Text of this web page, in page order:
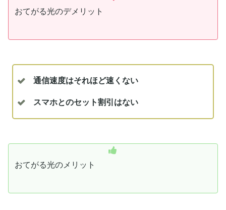
おてがる光のデメリット
通信速度はそれほど速くない
スマホとのセット割引はない
おてがる光のメリット